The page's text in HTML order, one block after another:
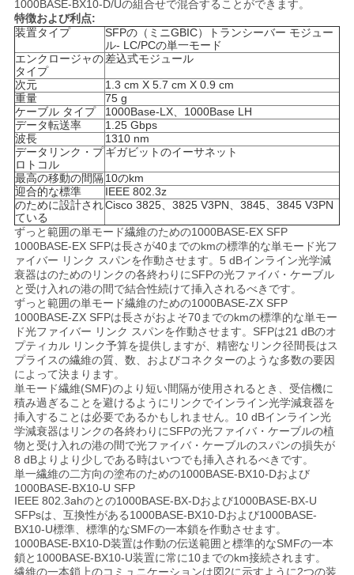
ニ
ュ
ー
ス
事
件
SITEMAP
プ
ラ
イ
バ
シ
ー
ポ
リ
1000BASE-BX10-D/Uの組合せで混合することができます。
特徴および利点:
装置タイプ
SFPの（ミニGBIC）トランシーバー モジュー
ル- LC/PCの単一モード
エンクロージャの
タイプ
差込式モジュール
次元
1.3 cm X 5.7 cm X 0.9 cm
重量
75 g
ケーブル タイプ
1000Base-LX、1000Base LH
データ転送率
1.25 Gbps
波長
1310 nm
データリンク・プ
ロトコル
ギガビットのイーサネット
最高の移動の間隔10のkm
迎合的な標準
IEEE 802.3z
のために設計され
ている
Cisco 3825、3825 V3PN、3845、3845 V3PN
ずっと範囲の単モード繊維のための1000BASE-EX SFP
1000BASE-EX SFPは長さが40までのkmの標準的な単モード光フ
ァイバー リンク スパンを作動させます。5 dBインライン光学減
衰器はのためのリンクの各終わりにSFPの光ファイバ・ケーブル
と受け入れの港の間で結合性続けて挿入されるべきです。
ずっと範囲の単モード繊維のための1000BASE-ZX SFP
1000BASE-ZX SFPは長さがおよそ70までのkmの標準的な単モー
ド光ファイバー リンク スパンを作動させます。SFPは21 dBのオ
プティカル リンク予算を提供しますが、精密なリンク径間長はス
プライスの繊維の質、数、およびコネクターのような多数の要因
によって決まります。
単モード繊維(SMF)のより短い間隔が使用されるとき、受信機に
積み過ぎることを避けるようにリンクでインライン光学減衰器を
挿入することは必要であるかもしれません。10 dBインライン光
学減衰器はリンクの各終わりにSFPの光ファイバ・ケーブルの植
物と受け入れの港の間で光ファイバ・ケーブルのスパンの損失が
8 dBよりより少しである時はいつでも挿入されるべきです。
単一繊維の二方向の塗布のための1000BASE-BX10-Dおよび
1000BASE-BX10-U SFP
IEEE 802.3ahのとの1000BASE-BX-Dおよび1000BASE-BX-U
SFPsは、互換性がある1000BASE-BX10-Dおよび1000BASE-
BX10-U標準、標準的なSMFの一本鎖を作動させます。
1000BASE-BX10-D装置は作動の伝送範囲と標準的なSMFの一本
鎖と1000BASE-BX10-U装置に常に10までのkm接続されます。
繊維の一本鎖上のコミュニケーションは図2に示すように2つの装